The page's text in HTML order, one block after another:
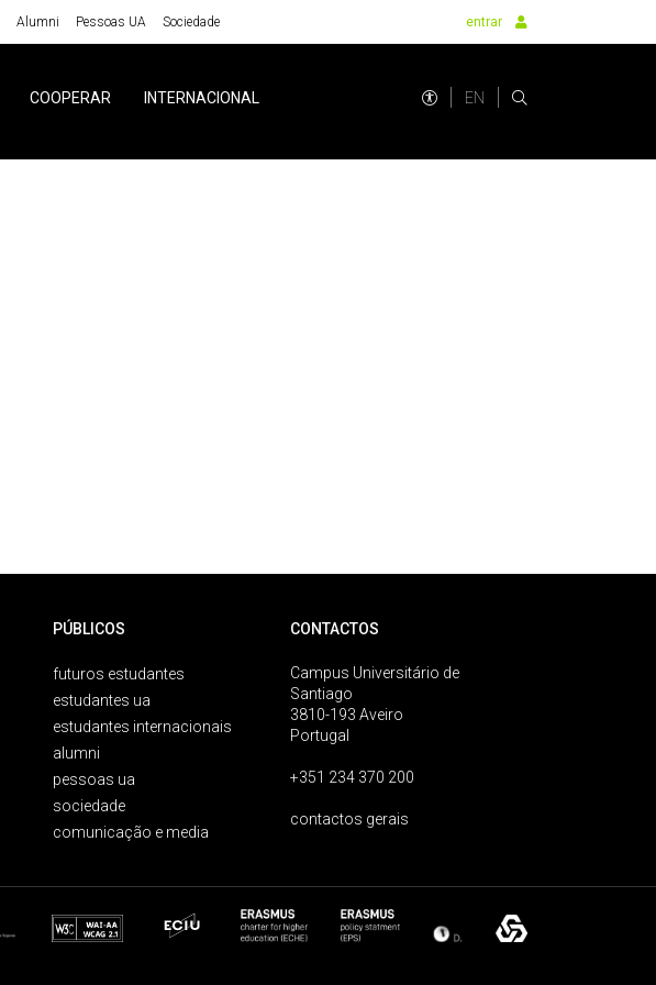
Alumni Pessoas UA Sociedade entrar
COOPERAR INTERNACIONAL EN
PÚBLICOS
futuros estudantes
estudantes ua
estudantes internacionais
alumni
pessoas ua
sociedade
comunicação e media
CONTACTOS
Campus Universitário de
Santiago
3810-193 Aveiro
Portugal
+351 234 370 200
contactos gerais